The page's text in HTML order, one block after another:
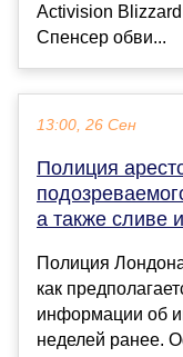
Activision
Спенсер обви...
13:00, 26 Сен
Полиция
а также сливе
Полиция
как
информации об
неделей ранее.